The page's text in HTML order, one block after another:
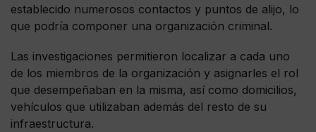
establecido numerosos contactos y puntos de alijo, lo
que podría componer una organización criminal.
Las investigaciones permitieron localizar a cada uno
de los miembros de la organización y asignarles el rol
que desempeñaban en la misma, así como domicilios,
vehículos que utilizaban además del resto de su
infraestructura.